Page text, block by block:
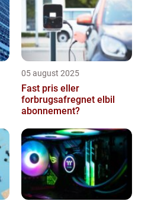
05 august 2025
Fast pris eller
forbrugsafregnet elbil
abonnement?